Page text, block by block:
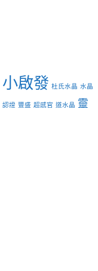
小啟發 杜氏水晶 水晶
認證 豐盛 超感官 道水晶 靈